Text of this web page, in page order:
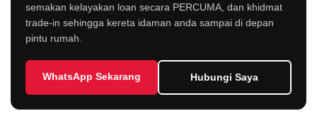
semakan kelayakan loan secara PERCUMA, dan khidmat
trade-in sehingga kereta idaman anda sampai di depan
pintu rumah.
WhatsApp Sekarang Hubungi Saya